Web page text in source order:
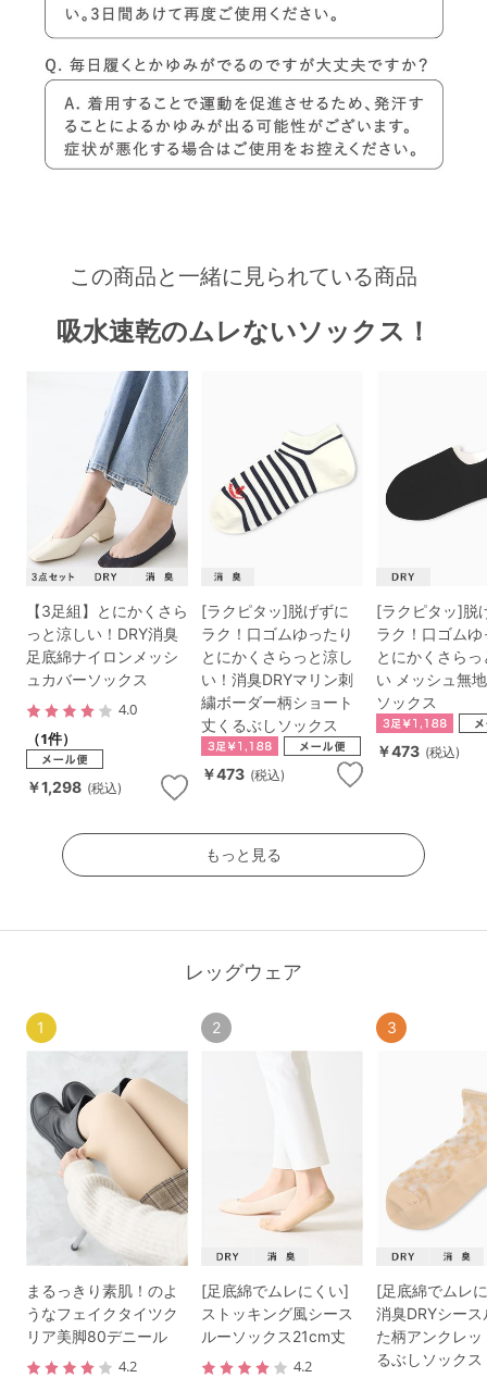
この商品と一緒に見られている商品
吸水速乾のムレないソックス！
【3足組】とにかくさら
っと涼しい！DRY消臭
足底綿ナイロンメッシ
ュカバーソックス
4.0
（1件）
￥1,298 (税込)
[ラクピタッ]脱げずに
ラク！口ゴムゆったり
とにかくさらっと涼し
い！消臭DRYマリン刺
繍ボーダー柄ショート
丈くるぶしソックス
￥473 (税込)
[ラクピタッ]脱
ラク！口ゴム
とにかくさら
い メッシュ無
ソックス
￥473 (税込)
もっと見る
レッグウェア
1
まるっきり素肌！のよ
うなフェイクタイツク
リア美脚80デニール
4.2
2
[足底綿でムレにくい]
ストッキング風シース
ルーソックス21cm丈
4.2
3
[足底綿でムレ
消臭DRYシー
た柄アンクレ
るぶしソックス